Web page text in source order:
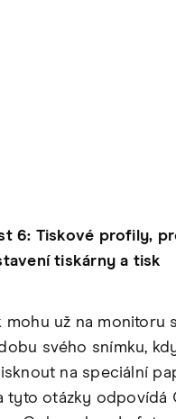
6: Tiskové profily,
tiskárny a tisk
mohu už na monitoru
svého snímku,
na speciální
tyto otázky